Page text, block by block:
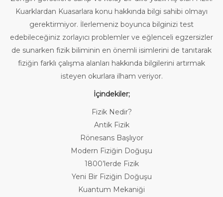
Kuarklardan Kuasarlara konu hakkında bilgi sahibi olmayı
gerektirmiyor. İlerlemeniz boyunca bilginizi test
edebileceğiniz zorlayıcı problemler ve eğlenceli egzersizler
de sunarken fizik biliminin en önemli isimlerini de tanıtarak
fiziğin farklı çalışma alanları hakkında bilgilerini artırmak
isteyen okurlara ilham veriyor.
İçindekiler;
Fizik Nedir?
Antik Fizik
Rönesans Başlıyor
Modern Fiziğin Doğuşu
1800’lerde Fizik
Yeni Bir Fiziğin Doğuşu
Kuantum Mekaniği